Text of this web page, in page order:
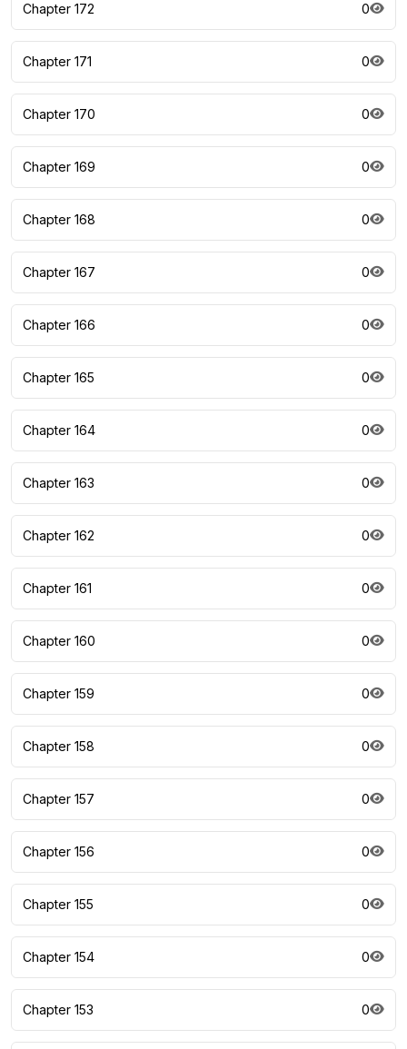
Chapter 172 0
Chapter 171 0
Chapter 170 0
Chapter 169 0
Chapter 168 0
Chapter 167 0
Chapter 166 0
Chapter 165 0
Chapter 164 0
Chapter 163 0
Chapter 162 0
Chapter 161 0
Chapter 160 0
Chapter 159 0
Chapter 158 0
Chapter 157 0
Chapter 156 0
Chapter 155 0
Chapter 154 0
Chapter 153 0